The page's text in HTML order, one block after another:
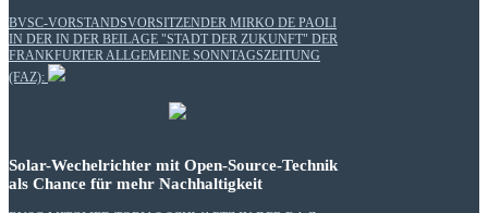
BVSC-VORSTANDSVORSITZENDER MIRKO DE PAOLI
IN DER IN DER BEILAGE "STADT DER ZUKUNFT" DER
FRANKFURTER ALLGEMEINE SONNTAGSZEITUNG
(FAZ):
Solar-Wechelrichter mit Open-Source-Technik
als Chance für mehr Nachhaltigkeit